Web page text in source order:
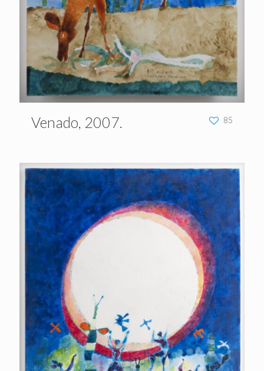
Venado, 2007. 85